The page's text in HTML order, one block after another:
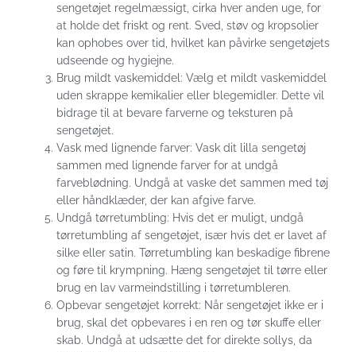
sengetøjet regelmæssigt, cirka hver anden uge, for
at holde det friskt og rent. Sved, støv og kropsolier
kan ophobes over tid, hvilket kan påvirke sengetøjets
udseende og hygiejne.
Brug mildt vaskemiddel: Vælg et mildt vaskemiddel
uden skrappe kemikalier eller blegemidler. Dette vil
bidrage til at bevare farverne og teksturen på
sengetøjet.
Vask med lignende farver: Vask dit lilla sengetøj
sammen med lignende farver for at undgå
farveblødning. Undgå at vaske det sammen med tøj
eller håndklæder, der kan afgive farve.
Undgå tørretumbling: Hvis det er muligt, undgå
tørretumbling af sengetøjet, især hvis det er lavet af
silke eller satin. Tørretumbling kan beskadige fibrene
og føre til krympning. Hæng sengetøjet til tørre eller
brug en lav varmeindstilling i tørretumbleren.
Opbevar sengetøjet korrekt: Når sengetøjet ikke er i
brug, skal det opbevares i en ren og tør skuffe eller
skab. Undgå at udsætte det for direkte sollys, da